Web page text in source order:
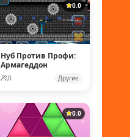
0.0
Нуб Против Профи:
Армагеддон
0 Другие
0.0